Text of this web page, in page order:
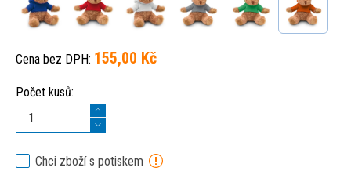
Cena bez DPH: 155,00 Kč
Počet kusů:
Chci zboží s potiskem